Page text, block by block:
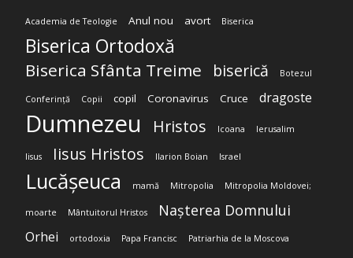
Academia de Teologie Anul nou avort Biserica
Biserica Ortodoxă
Biserica Sfânta Treime biserică Botezul
Conferință Copii copil Coronavirus Cruce dragoste
Dumnezeu Hristos Icoana Ierusalim
Iisus Iisus Hristos Ilarion Boian Israel
Lucășeuca mamă Mitropolia Mitropolia Moldovei;
moarte Mântuitorul Hristos Nașterea Domnului
Orhei ortodoxia Papa Francisc Patriarhia de la Moscova